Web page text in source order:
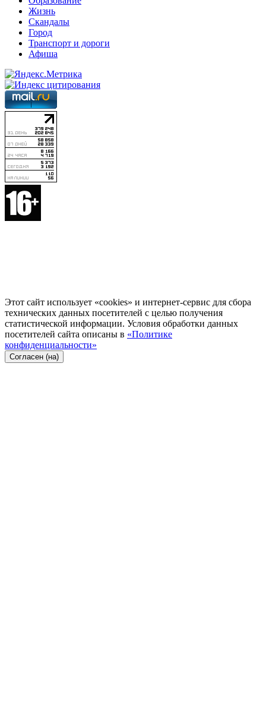
Жизнь
Скандалы
Город
Транспорт и дороги
Афиша
Этот сайт использует «cookies» и интернет-сервис для сбора
технических данных посетителей с целью получения
статистической информации. Условия обработки данных
посетителей сайта описаны в «Политике
конфиденциальности»
Согласен (на)